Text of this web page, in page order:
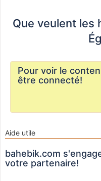
Que veulent les
Pour voir le
être connecté!
Aide utile
bahebik.com
votre partenaire!